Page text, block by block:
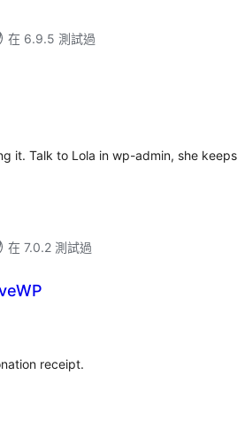
在 6.9.5 測試過
it. Talk to Lola in wp-admin, she keeps
在 7.0.2 測試過
receipt.